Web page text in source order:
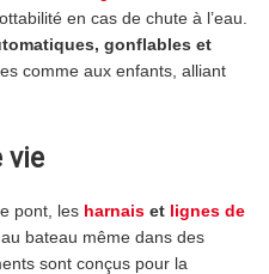
en cas de chute à l’eau.
gonflables et
comme aux enfants, alliant
vie
pont, les harnais et lignes de
bateau même dans des
sont conçus pour la